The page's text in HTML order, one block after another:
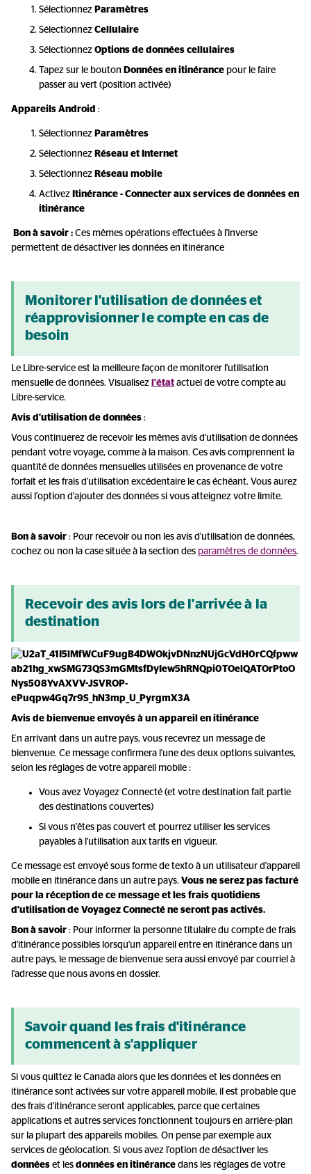
Sélectionnez Paramètres
Sélectionnez Cellulaire
Sélectionnez Options de données cellulaires
Tapez sur le bouton Données en itinérance pour le faire
passer au vert (position activée)
Appareils Android :
Sélectionnez Paramètres
Sélectionnez Réseau et Internet
Sélectionnez Réseau mobile
Activez Itinérance - Connecter aux services de données en
itinérance
Bon à savoir : Ces mêmes opérations effectuées à l'inverse
permettent de désactiver les données en itinérance
Monitorer l'utilisation de données et
réapprovisionner le compte en cas de
besoin
Le Libre-service est la meilleure façon de monitorer l'utilisation
mensuelle de données. Visualisez l'état actuel de votre compte au
Libre-service.
Avis d'utilisation de données :
Vous continuerez de recevoir les mêmes avis d'utilisation de données
pendant votre voyage, comme à la maison. Ces avis comprennent la
quantité de données mensuelles utilisées en provenance de votre
forfait et les frais d'utilisation excédentaire le cas échéant. Vous aurez
aussi l'option d'ajouter des données si vous atteignez votre limite.
Bon à savoir : Pour recevoir ou non les avis d'utilisation de données,
cochez ou non la case située à la section des paramètres de données.
Recevoir des avis lors de l'arrivée à la
destination
Avis de bienvenue envoyés à un appareil en itinérance
En arrivant dans un autre pays, vous recevrez un message de
bienvenue. Ce message confirmera l'une des deux options suivantes,
selon les réglages de votre appareil mobile :
Vous avez Voyagez Connecté (et votre destination fait partie
des destinations couvertes)
Si vous n'êtes pas couvert et pourrez utiliser les services
payables à l'utilisation aux tarifs en vigueur.
Ce message est envoyé sous forme de texto à un utilisateur d'appareil
mobile en itinérance dans un autre pays. Vous ne serez pas facturé
pour la réception de ce message et les frais quotidiens
d'utilisation de Voyagez Connecté ne seront pas activés.
Bon à savoir : Pour informer la personne titulaire du compte de frais
d'itinérance possibles lorsqu'un appareil entre en itinérance dans un
autre pays, le message de bienvenue sera aussi envoyé par courriel à
l'adresse que nous avons en dossier.
Savoir quand les frais d'itinérance
commencent à s'appliquer
Si vous quittez le Canada alors que les données et les données en
itinérance sont activées sur votre appareil mobile, il est probable que
des frais d'itinérance seront applicables, parce que certaines
applications et autres services fonctionnent toujours en arrière-plan
sur la plupart des appareils mobiles. On pense par exemple aux
services de géolocation. Si vous avez l'option de désactiver les
données et les données en itinérance dans les réglages de votre